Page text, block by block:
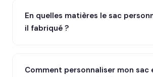
En quelles matières le sac
il fabriqué ?
Comment personnaliser mon sac